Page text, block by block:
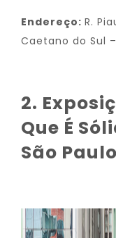
Endereço: R.
Caetano do Sul –
2.
Que É
São Paulo